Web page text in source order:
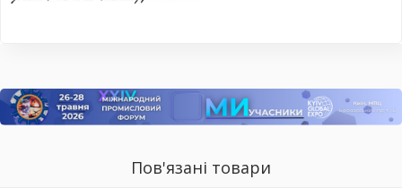
Пов'язані товари